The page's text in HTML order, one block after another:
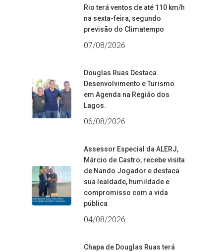
Rio terá ventos de até 110 km/h
na sexta-feira, segundo
previsão do Climatempo
07/08/2026
Douglas Ruas Destaca
Desenvolvimento e Turismo
em Agenda na Região dos
Lagos.
06/08/2026
Assessor Especial da ALERJ,
Márcio de Castro, recebe visita
de Nando Jogador e destaca
sua lealdade, humildade e
compromisso com a vida
pública
04/08/2026
Chapa de Douglas Ruas terá